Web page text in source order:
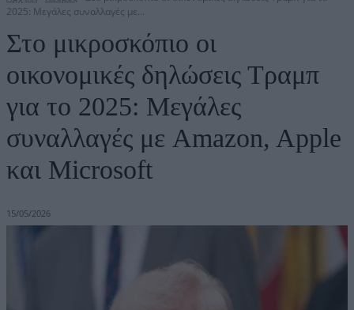
2025: Μεγάλες συναλλαγές με...
Στο μικροσκόπιο οι
οικονομικές δηλώσεις Τραμπ
για το 2025: Μεγάλες
συναλλαγές με Amazon, Apple
και Microsoft
15/05/2026